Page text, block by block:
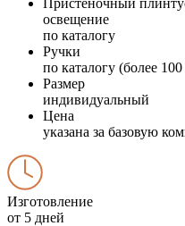
освещение
по каталогу
Ручки
по каталогу (более
Размер
индивидуальный
Цена
указана за базовую
Изготовление
от 5 дней